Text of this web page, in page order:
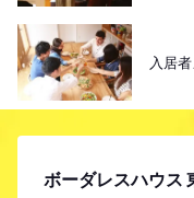
ボーダレスハウス
入居